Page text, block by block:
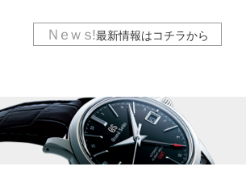
Ｎｅｗｓ!最新情報はコチラから